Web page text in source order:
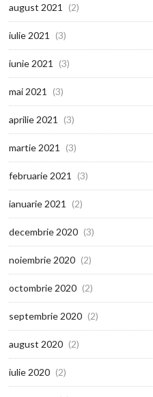
august 2021 (2)
iulie 2021 (3)
iunie 2021 (3)
mai 2021 (3)
aprilie 2021 (3)
martie 2021 (3)
februarie 2021 (3)
ianuarie 2021 (2)
decembrie 2020 (3)
noiembrie 2020 (2)
octombrie 2020 (2)
septembrie 2020 (2)
august 2020 (2)
iulie 2020 (2)